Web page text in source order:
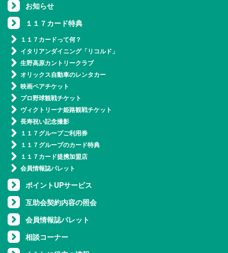
お知らせ
１１７カード特典
１１７カードって何？
イタリアンダイニング「リコルド」
生野高原カントリークラブ
オリックス自動車のレンタカー
映画ペアチケット
プロ野球観戦チケット
ヴィクトリーナ姫路観戦チケット
長寿祝い記念撮影
１１７グループご利用券
１１７グループのカード特典
１１７カード提携加盟店
会員情報誌パレット
ポイントUPサービス
互助会契約内容の照会
会員情報誌パレット
相談コーナー